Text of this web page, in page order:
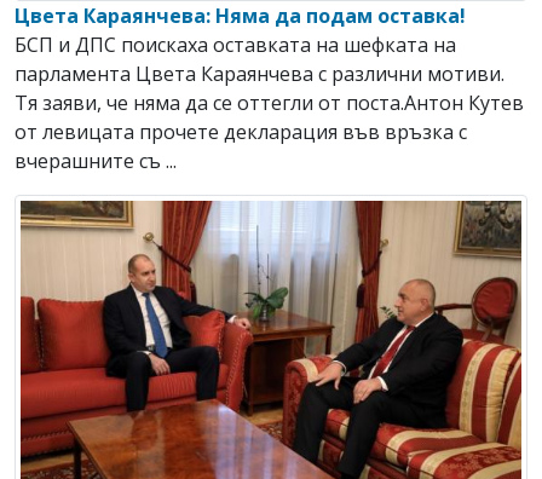
Цвета Караянчева: Няма да подам оставка!
БСП и ДПС поискаха оставката на шефката на
парламента Цвета Караянчева с различни мотиви.
Тя заяви, че няма да се оттегли от поста.Антон Кутев
от левицата прочете декларация във връзка с
вчерашните съ ...